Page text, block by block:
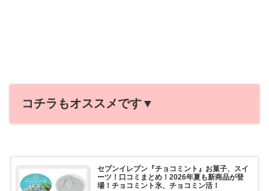
コチラもオススメです▼
セブンイレブン『チョコミント』お菓子、スイ
ーツ！口コミまとめ！2026年夏も新商品が登
場！チョコミント氷、チョコミン活！